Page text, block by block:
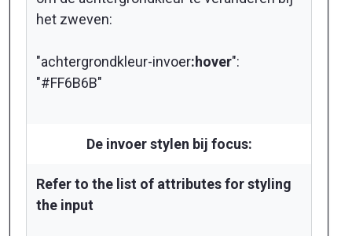
het zweven:
"achtergrondkleur-invoer:hover":
"#FF6B6B"
De invoer stylen bij focus:
Refer to the list of attributes for styling
the input